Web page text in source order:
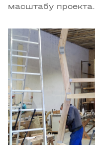
масштабу проекта.